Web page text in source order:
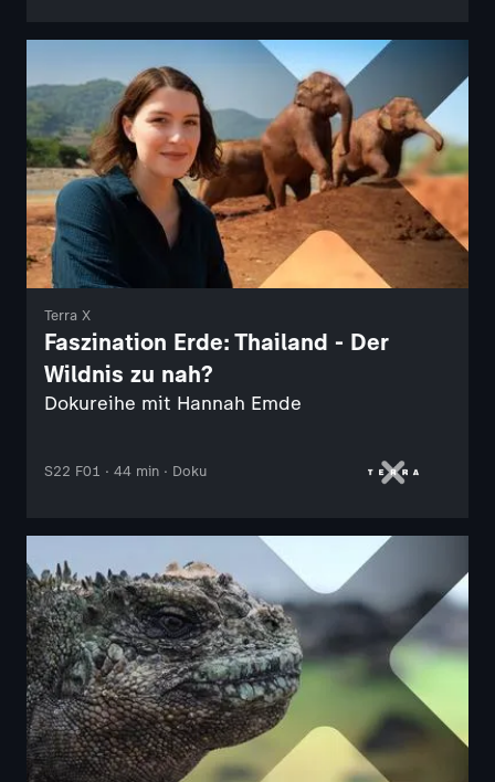
Terra X
Faszination Erde: Thailand - Der
Wildnis zu nah?
Dokureihe mit Hannah Emde
S22 F01 · 44 min · Doku